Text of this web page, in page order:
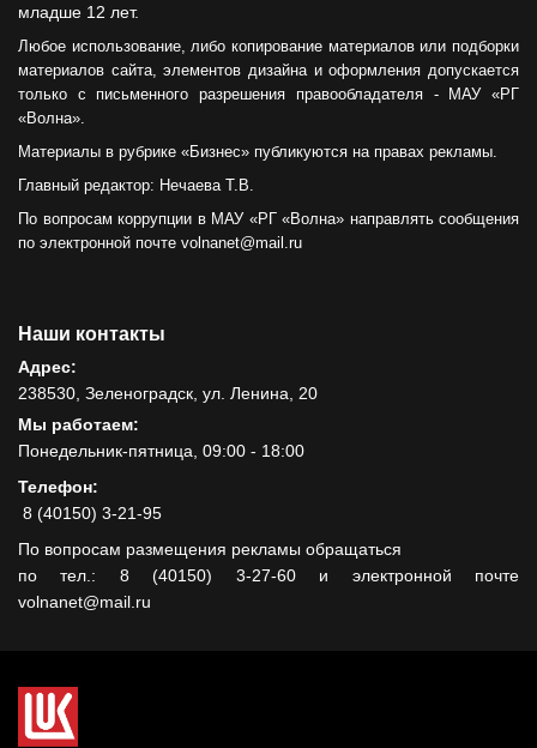
младше 12 лет.
Любое использование, либо копирование материалов или подборки
материалов сайта, элементов дизайна и оформления допускается
только с письменного разрешения правообладателя - МАУ «РГ
«Волна».
Материалы в рубрике «Бизнес» публикуются на правах рекламы.
Главный редактор: Нечаева Т.В.
По вопросам коррупции в МАУ «РГ «Волна» направлять сообщения
по электронной почте volnanet@mail.ru
Наши контакты
Адрес:
238530, Зеленоградск, ул. Ленина, 20
Мы работаем:
Понедельник-пятница, 09:00 - 18:00
Телефон:
8 (40150) 3-21-95
По вопросам размещения рекламы обращаться
по тел.: 8 (40150) 3-27-60 и электронной почте
volnanet@mail.ru